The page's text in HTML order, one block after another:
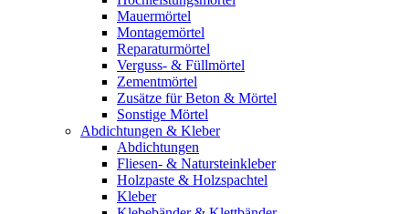
Mauermörtel
Montagemörtel
Reparaturmörtel
Verguss- & Füllmörtel
Zementmörtel
Zusätze für Beton & Mörtel
Sonstige Mörtel
Abdichtungen & Kleber
Abdichtungen
Fliesen- & Natursteinkleber
Holzpaste & Holzspachtel
Kleber